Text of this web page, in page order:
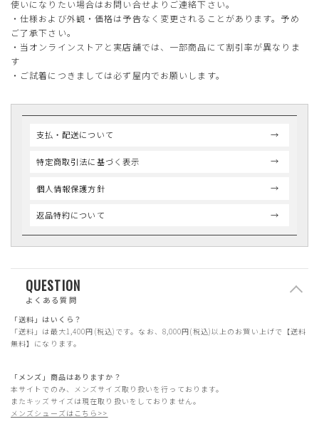
使いになりたい場合はお問い合せよりご連絡下さい。
・仕様および外観・価格は予告なく変更されることがあります。予め
ご了承下さい。
・当オンラインストアと実店舗では、一部商品にて割引率が異なりま
す
・ご試着につきましては必ず屋内でお願いします。
支払・配送について
特定商取引法に基づく表示
個人情報保護方針
返品特約について
QUESTION
よくある質問
「送料」はいくら？
「送料」は最大1,400円(税込)です。なお、8,000円(税込)以上のお買い上げで【送料
無料】になります。
「メンズ」商品はありますか？
本サイトでのみ、メンズサイズ取り扱いを行っております。
またキッズサイズは現在取り扱いをしておりません。
メンズシューズはこちら>>